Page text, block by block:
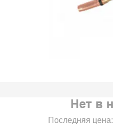
Последняя цена: